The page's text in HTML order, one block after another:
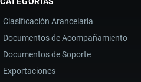
Clasificación Arancelaria
Documentos de Acompañamiento
Documentos de Soporte
Exportaciones